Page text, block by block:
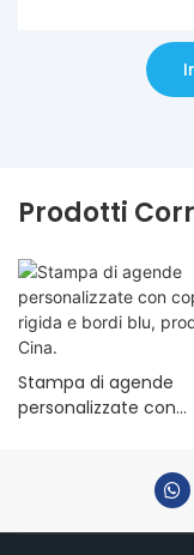
Prodotti
Stampa di agende
personalizzate con